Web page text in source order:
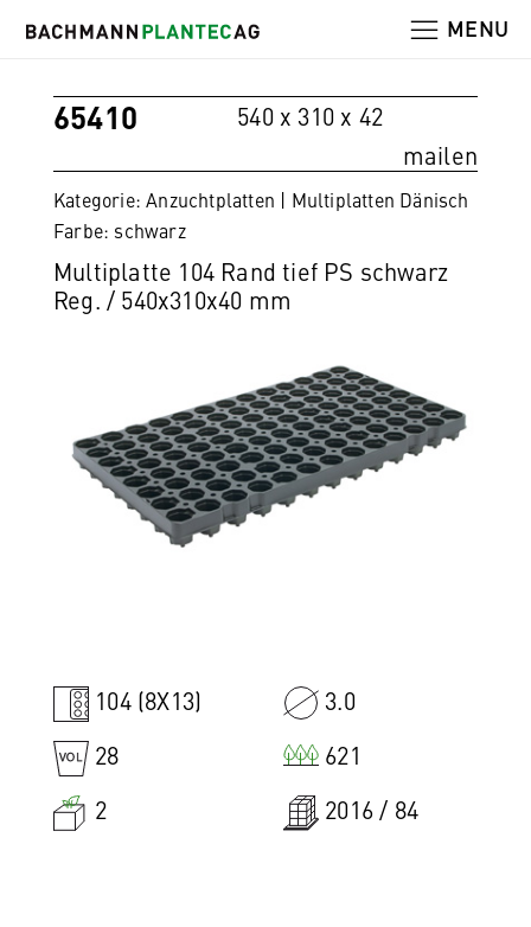
MENU
65410
540 x 310 x 42
mailen
Kategorie: Anzuchtplatten | Multiplatten Dänisch
Farbe: schwarz
Multiplatte 104 Rand tief PS schwarz
Reg. / 540x310x40 mm
104 (8X13)
3.0
28
621
2
2016 / 84